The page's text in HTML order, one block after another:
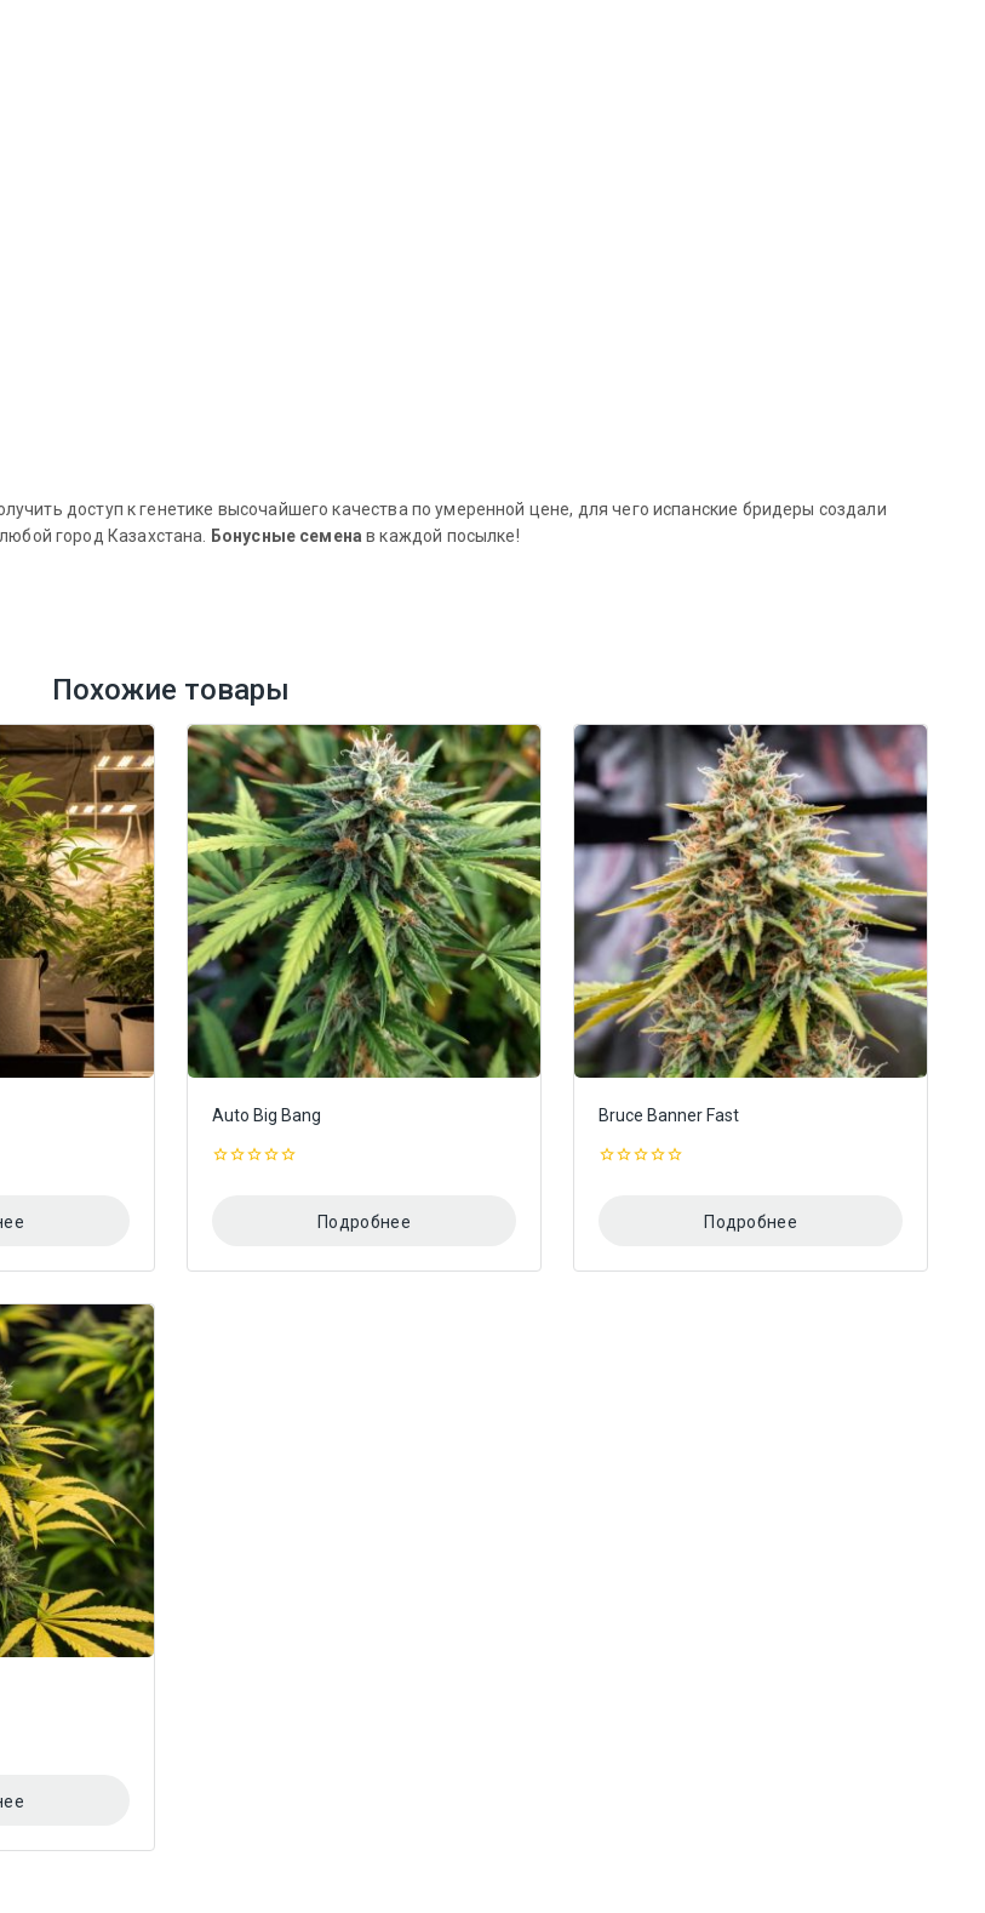
доступ к генетике высочайшего качества по умеренной цене, для чего испанские бридеры создали
город Казахстана.
Бонусные семена в каждой посылке!
Похожие товары
Auto Big Bang
Подробнее
Bruce Banner Fast
Подробнее